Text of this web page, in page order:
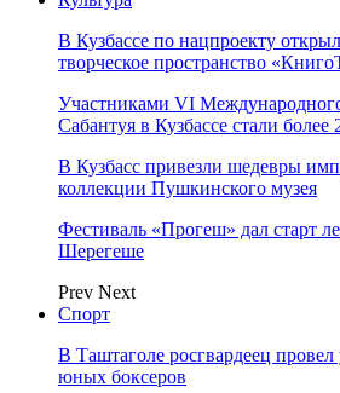
В Кузбассе по нацпроекту
творческое пространство
Участниками VI
Сабантуя в Кузбассе стали
В Кузбасс привезли шедевры
коллекции Пушкинского музея
Фестиваль «Прогеш» дал старт
Шерегеше
Prev Next
Спорт
В Таштаголе росгвардеец
юных боксеров